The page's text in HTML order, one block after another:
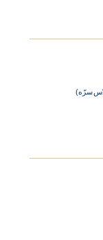
سرّه)